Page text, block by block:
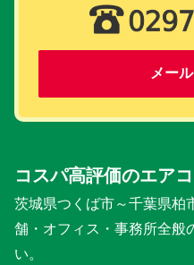
メー
コスパ高評価のエア
茨城県つくば市～千葉県柏
舗・オフィス・事務所全般
い。